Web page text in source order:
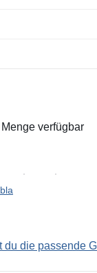
verfügbar
du die passende